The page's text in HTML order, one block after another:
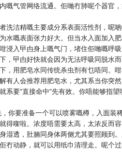
嘅气管网络流通。佢哋冇肺呢个器官
洗洁精嘅主要成分系表面活性剂，呢
水嘅表面张力好大。但当水入面加入
浸入曱甴身上嘅气门，堵住佢哋嘅呼
，曱甴好快就会因为无法呼吸同脱水
，用肥皂水同传统杀虫剂有乜唔同。咁
有人会推荐用肥皂水，尤其系当你突
系要“直接命中”先有效。你唔能够指
你要准备一个可以喷雾嘅樽，入面装
得㗎啦。浓度唔需要太高，太浓反而
湿透，肚腩同身体两侧尤其要照顾到
冇动静，就可以用纸巾清理走。呢个